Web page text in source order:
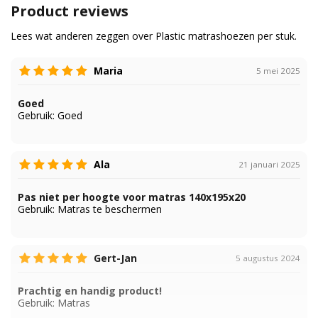
Product reviews
Lees wat anderen zeggen over Plastic matrashoezen per stuk.
Maria 5 mei 2025
Goed
Gebruik: Goed
Ala 21 januari 2025
Pas niet per hoogte voor matras 140x195x20
Gebruik: Matras te beschermen
Gert-Jan 5 augustus 2024
Prachtig en handig product!
Gebruik: Matras